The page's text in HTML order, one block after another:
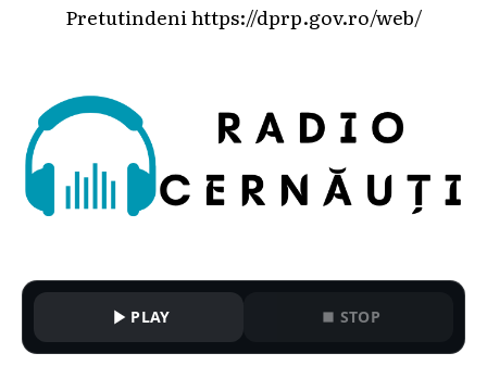
Pretutindeni https://dprp.gov.ro/web/
PLAY STOP